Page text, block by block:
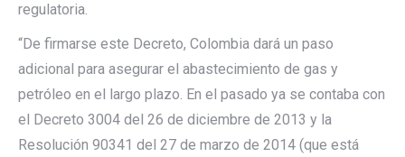
regulatoria.
“De firmarse este Decreto, Colombia dará un paso
adicional para asegurar el abastecimiento de gas y
petróleo en el largo plazo. En el pasado ya se contaba con
el Decreto 3004 del 26 de diciembre de 2013 y la
Resolución 90341 del 27 de marzo de 2014 (que está